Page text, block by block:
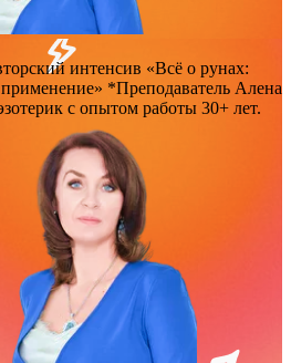
интенсив «Всё о рунах:
применение» *Преподаватель Аленa
с опытом работы 30+ лет.